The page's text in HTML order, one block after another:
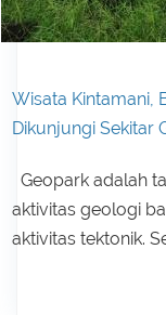
Wisata Kintamani,
Dikunjungi Sekitar
Geopark adalah
aktivitas geologi
aktivitas tektonik.